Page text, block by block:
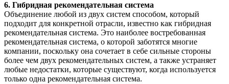
6. Гибридная рекомендательная система
Объединение любой из двух систем способом, который
подходит для конкретной отрасли, известно как гибридная
рекомендательная система. Это наиболее востребованная
рекомендательная система, о которой заботятся многие
компании, поскольку она сочетает в себе сильные стороны
более чем двух рекомендательных систем, а также устраняет
любые недостатки, которые существуют, когда используется
только одна рекомендательная система.